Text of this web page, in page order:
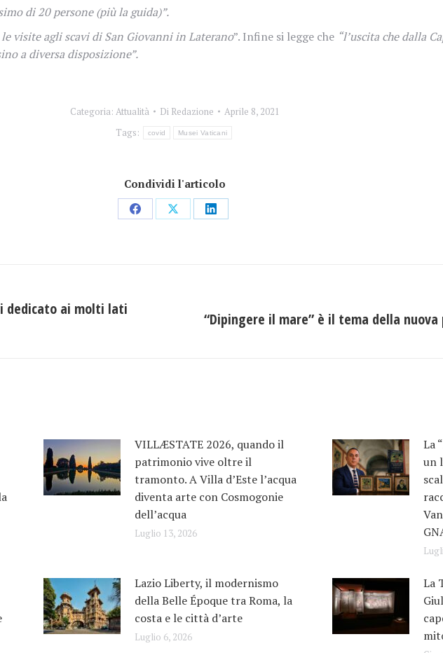
di 20 persone (più la guida)”.
le visite agli scavi di San Giovanni in Laterano”. Infine si legge che “l’uscita che dalla
a diversa disposizione”.
Categoria: Attualità Di Redazione
Aprile 8, 2021
Tags:
covid Musei Vaticani
Condividi l'articolo
CondividiCondividiCondividi
dedicato ai molti lati
Prossimo
“Dipingere il mare” è il tema della
VILLÆSTATE 2026, quando il
patrimonio vive oltre il
tramonto. A Villa d’Este l’acqua
diventa arte con Cosmogonie
dell’acqua
Luglio 13, 2026
La
un
Lazio Liberty, il modernismo
della Belle Époque tra Roma, la
costa e le città d’arte
Luglio 6, 2026
La